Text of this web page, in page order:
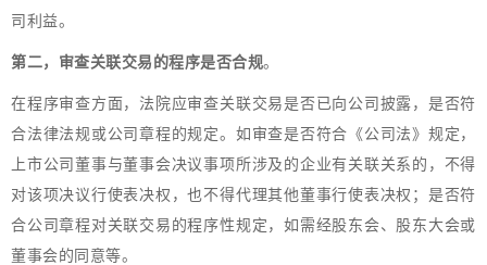
司利益。
第二，审查关联交易的程序是否合规。
在程序审查方面，法院应审查关联交易是否已向公司披露，是否符
合法律法规或公司章程的规定。如审查是否符合《公司法》规定，
上市公司董事与董事会决议事项所涉及的企业有关联关系的，不得
对该项决议行使表决权，也不得代理其他董事行使表决权；是否符
合公司章程对关联交易的程序性规定，如需经股东会、股东大会或
董事会的同意等。